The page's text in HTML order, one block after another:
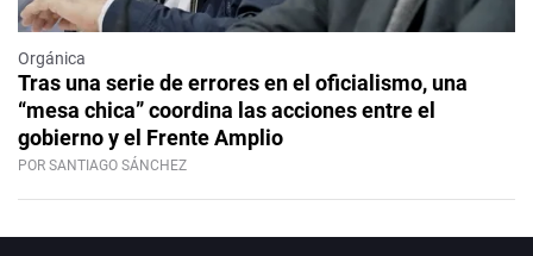
Orgánica
Tras una serie de errores en el oficialismo, una
“mesa chica” coordina las acciones entre el
gobierno y el Frente Amplio
POR SANTIAGO SÁNCHEZ